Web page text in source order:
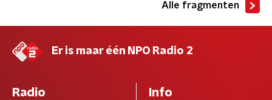
Alle fragmenten
Er is maar één NPO Radio 2
Radio Info